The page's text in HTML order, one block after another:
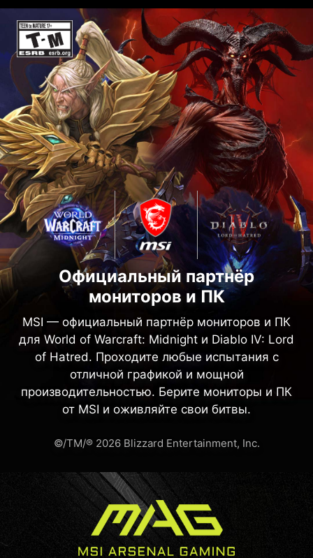
Официальный партнёр
мониторов и ПК
MSI — официальный партнёр мониторов и ПК
для World of Warcraft: Midnight и Diablo IV: Lord
of Hatred. Проходите любые испытания с
отличной графикой и мощной
производительностью. Берите мониторы и ПК
от MSI и оживляйте свои битвы.
©/TM/® 2026 Blizzard Entertainment, Inc.